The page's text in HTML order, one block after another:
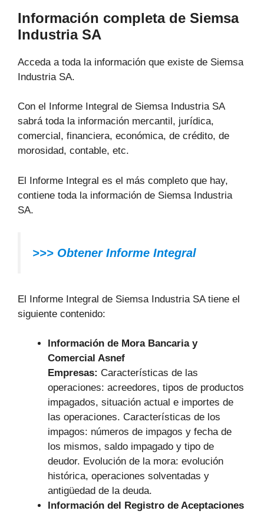
Información completa de Siemsa
Industria SA
Acceda a toda la información que existe de Siemsa
Industria SA.
Con el Informe Integral de Siemsa Industria SA
sabrá toda la información mercantil, jurídica,
comercial, financiera, económica, de crédito, de
morosidad, contable, etc.
El Informe Integral es el más completo que hay,
contiene toda la información de Siemsa Industria
SA.
>>> Obtener Informe Integral
El Informe Integral de Siemsa Industria SA tiene el
siguiente contenido:
Información de Mora Bancaria y
Comercial Asnef
Empresas: Características de las
operaciones: acreedores, tipos de productos
impagados, situación actual e importes de
las operaciones. Características de los
impagos: números de impagos y fecha de
los mismos, saldo impagado y tipo de
deudor. Evolución de la mora: evolución
histórica, operaciones solventadas y
antigüedad de la deuda.
Información del Registro de Aceptaciones